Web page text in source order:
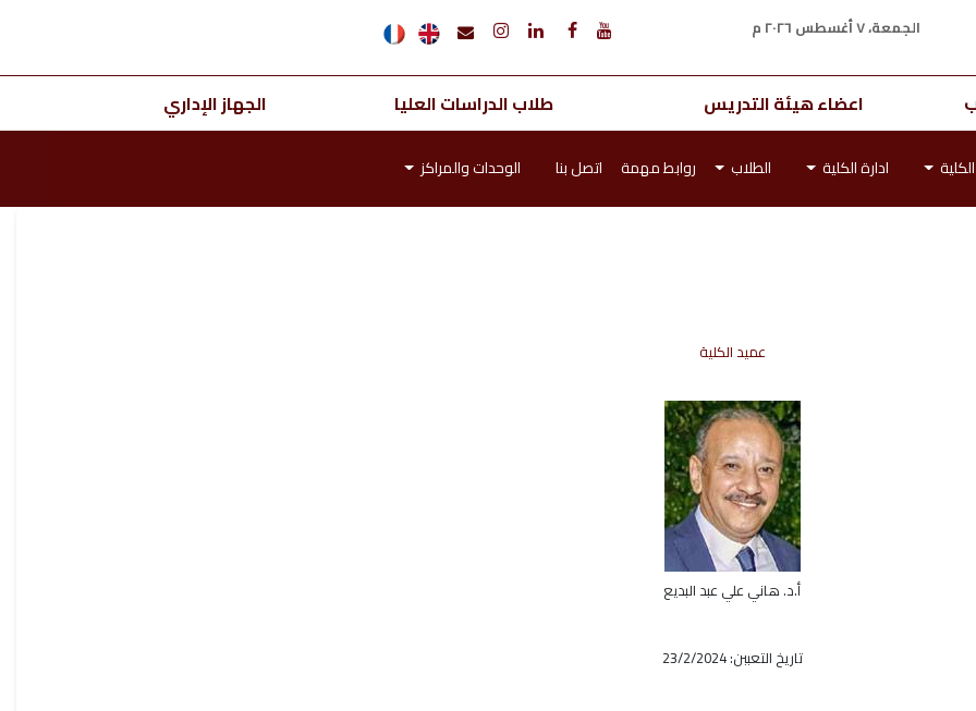
الجمعة، ٧ أغسطس ٢٠٢٦ م
اعضاء هيئة التدريس طلاب الدراسات العليا الجهاز الإداري
ادارة الكلية الطلاب روابط مهمة اتصل بنا الوحدات والمراكز
عميد الكلية
أ.د. هاني علي عبد البديع
تاريخ التعببن: 23/2/2024